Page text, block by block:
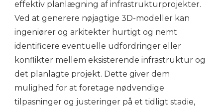
effektiv planlægning af infrastrukturprojekter.
Ved at generere nøjagtige 3D-modeller kan
ingeniører og arkitekter hurtigt og nemt
identificere eventuelle udfordringer eller
konflikter mellem eksisterende infrastruktur og
det planlagte projekt. Dette giver dem
mulighed for at foretage nødvendige
tilpasninger og justeringer på et tidligt stadie,